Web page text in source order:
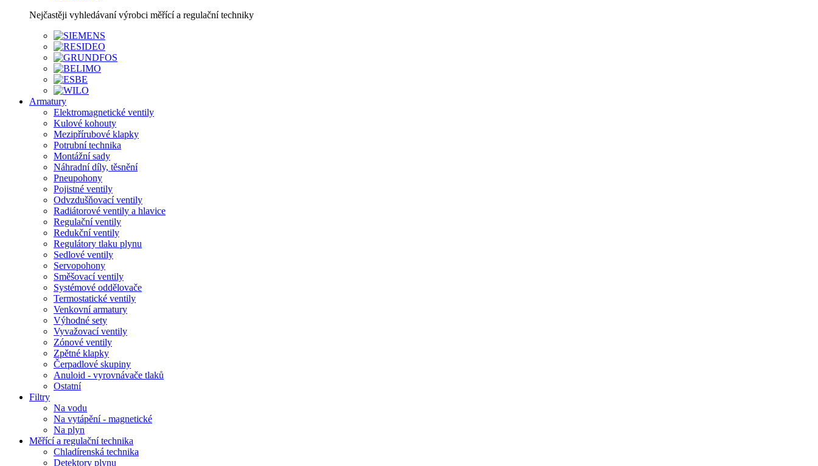
Nejčastěji vyhledávaní výrobci měřící a regulační techniky
Armatury
Elektromagnetické ventily
Kulové kohouty
Mezipřírubové klapky
Potrubní technika
Montážní sady
Náhradní díly, těsnění
Pneupohony
Pojistné ventily
Odvzdušňovací ventily
Radiátorové ventily a hlavice
Regulační ventily
Redukční ventily
Regulátory tlaku plynu
Sedlové ventily
Servopohony
Směšovací ventily
Systémové oddělovače
Termostatické ventily
Venkovní armatury
Výhodné sety
Vyvažovací ventily
Zónové ventily
Zpětné klapky
Čerpadlové skupiny
Anuloid - vyrovnávače tlaků
Ostatní
Filtry
Na vodu
Na vytápění - magnetické
Na plyn
Měřící a regulační technika
Chladírenská technika
Detektory plynu